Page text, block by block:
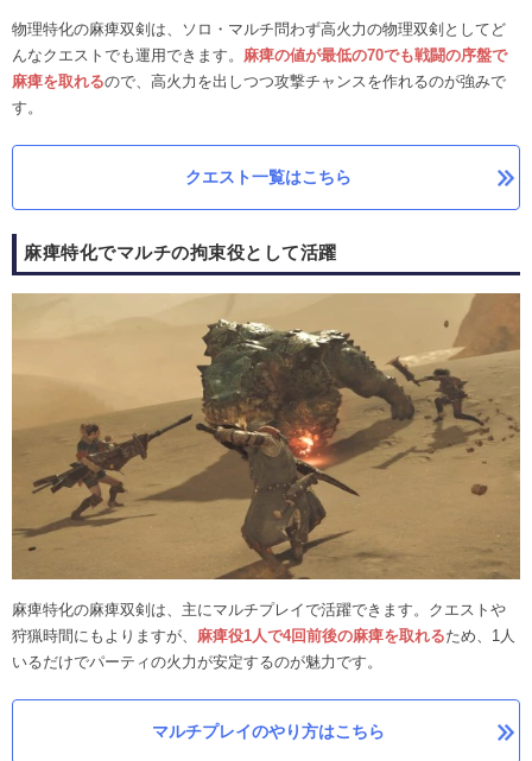
物理特化の麻痺双剣は、ソロ・マルチ問わず高火力の物理双剣としてど
んなクエストでも運用できます。 麻痺の値が最低の70でも戦闘の序盤で
麻痺を取れるので、高火力を出しつつ攻撃チャンスを作れるのが強みで
す。
クエスト一覧はこちら
麻痺特化でマルチの拘束役として活躍
麻痺特化の麻痺双剣は、主にマルチプレイで活躍できます。クエストや
狩猟時間にもよりますが、 麻痺役1人で4回前後の麻痺を取れるため、1人
いるだけでパーティの火力が安定するのが魅力です。
マルチプレイのやり方はこちら